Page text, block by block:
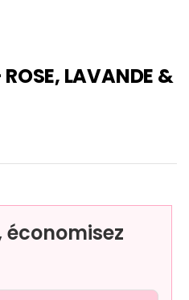
LAVANDE &
économisez